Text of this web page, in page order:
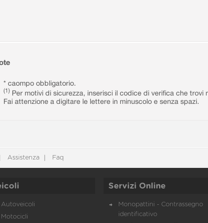
* caompo obbligatorio.
(1) Per motivi di sicurezza, inserisci il codice di verifica che trovi
Fai attenzione a digitare le lettere in minuscolo e senza spazi.
Assistenza Faq
Autoveicoli
Motocicli
Servizi Online
Monopattini - Contrassegno
identificativo